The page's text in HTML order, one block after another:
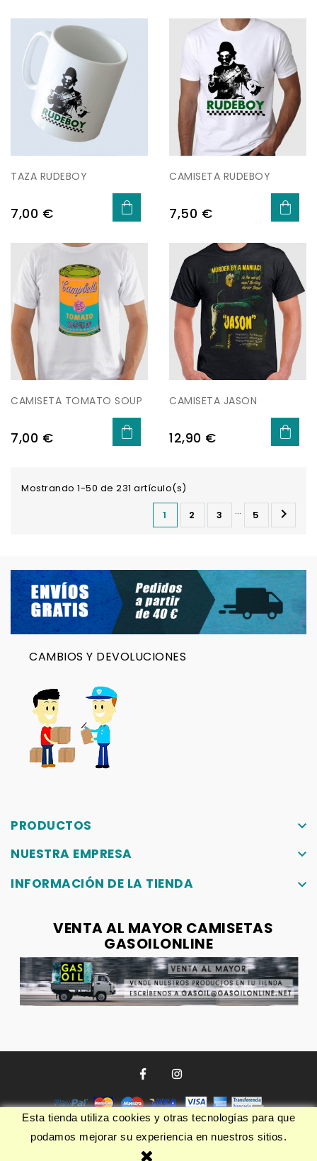
Esta tienda utiliza cookies y otras tecnologías para que
podamos mejorar su experiencia en nuestros sitios.
TAZA RUDEBOY
Precio
7,00 €
CAMISETA RUDEBOY
Precio
7,50 €
CAMISETA TOMATO SOUP
Precio
7,00 €
CAMISETA JASON
Precio
12,90 €
Mostrando 1-50 de 231 artículo(s)
1
2 3 … 5 
CAMBIOS Y DEVOLUCIONES
PRODUCTOS
keyboard_arrow_down
NUESTRA EMPRESA
keyboard_arrow_down
INFORMACIÓN DE LA TIENDA
keyboard_arrow_down
VENTA AL MAYOR CAMISETAS
GASOILONLINE